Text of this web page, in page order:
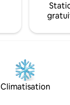
Climatisation